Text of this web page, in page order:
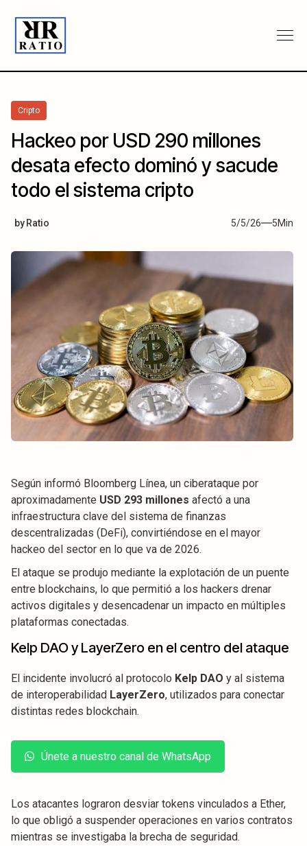
Cripto
Hackeo por USD 290 millones
desata efecto dominó y sacude
todo el sistema cripto
by Ratio 5/5/26 5Min
Según informó Bloomberg Línea, un ciberataque por
aproximadamente USD 293 millones afectó a una
infraestructura clave del sistema de finanzas
descentralizadas (DeFi), convirtiéndose en el mayor
hackeo del sector en lo que va de 2026.
El ataque se produjo mediante la explotación de un puente
entre blockchains, lo que permitió a los hackers drenar
activos digitales y desencadenar un impacto en múltiples
plataformas conectadas.
Kelp DAO y LayerZero en el centro del ataque
El incidente involucró al protocolo Kelp DAO y al sistema
de interoperabilidad LayerZero, utilizados para conectar
distintas redes blockchain.
Únete a nuestro canal de WhatsApp
Los atacantes lograron desviar tokens vinculados a Ether,
lo que obligó a suspender operaciones en varios contratos
mientras se investigaba la brecha de seguridad.